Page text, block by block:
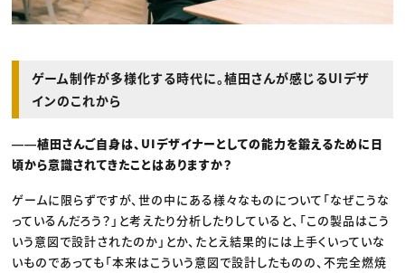
ゲーム制作が多様化する時代に。植田さんが感じるUIデザ
インのこれから
――植田さんご自身は、UIデザイナーとしての能力を鍛えるために日
頃から意識されてきたことはありますか？
ゲームに限らずですが、世の中にある様々なものについて「なぜこうな
っているんだろう？」と考えたり分析したりしていると、「この製品はこう
いう意図で設計されたのか」とか、たとえ結果的には上手くいっていな
いものであっても「本来はこういう意図で設計したものの、不完全燃焼